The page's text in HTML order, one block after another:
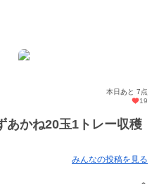
本日あと 7点
19
あかね20玉1トレー収穫
みんなの投稿を見る